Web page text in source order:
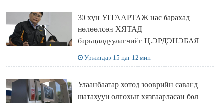
30 хүн УГГААРТАЖ нас барахад
нөлөөлсөн ХЯТАД
барьцалдуулагчийг Ц.ЭРДЭНЭБАЯР
Уржигдар 15 цаг 12 мин
Улаанбаатар хотод зөөврийн саванд
шатахуун олгохыг хязгаарласан бол